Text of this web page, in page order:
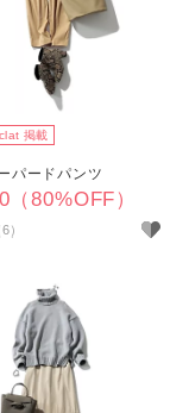
掲載
パードパンツ
（80%OFF）
）